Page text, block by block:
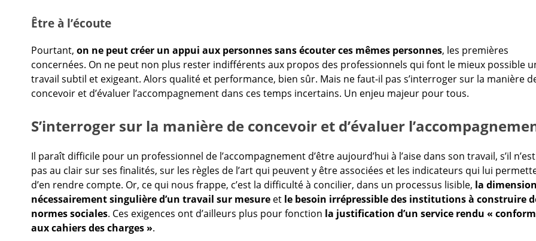
Être à l’écoute
Pourtant, on ne peut créer un appui aux personnes sans écouter ces mêmes personnes, les premières
concernées. On ne peut non plus rester indifférents aux propos des professionnels qui font le mieux possible
travail subtil et exigeant. Alors qualité et performance, bien sûr. Mais ne faut-il pas s’interroger sur la manière
concevoir et d’évaluer l’accompagnement dans ces temps incertains. Un enjeu majeur pour tous.
S’interroger sur la manière de concevoir et d’évaluer
Il paraît difficile pour un professionnel de l’accompagnement d’être aujourd’hui à l’aise dans son travail, s’il n’est
pas au clair sur ses finalités, sur les règles de l’art qui peuvent y être associées et les indicateurs qui lui
d’en rendre compte. Or, ce qui nous frappe, c’est la difficulté à concilier, dans un processus lisible, la
nécessairement singulière d’un travail sur mesure et le besoin irrépressible des institutions à construire
normes sociales. Ces exigences ont d’ailleurs plus pour fonction la justification d’un service rendu «
aux cahiers des charges ».